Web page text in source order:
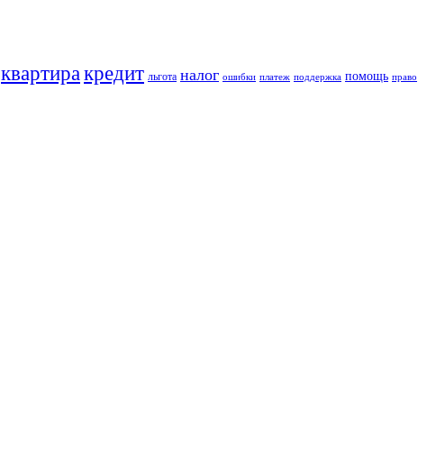
квартиракредит льгота налог ошибки платеж поддержка помощь право